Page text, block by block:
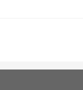
戦シングル・エリ
高いキャラクターの
ーグポイントの分
対戦ができない場合